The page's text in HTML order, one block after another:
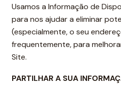
Usamos a Informação de
para nos ajudar a eliminar
(especialmente, o seu
frequentemente, para
Site.
PARTILHAR A SUA